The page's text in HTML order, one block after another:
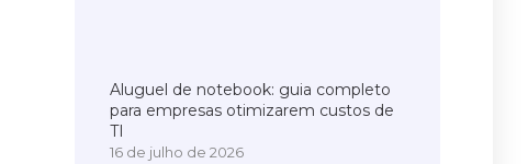
Aluguel de notebook: guia completo
para empresas otimizarem custos de
TI
16 de julho de 2026